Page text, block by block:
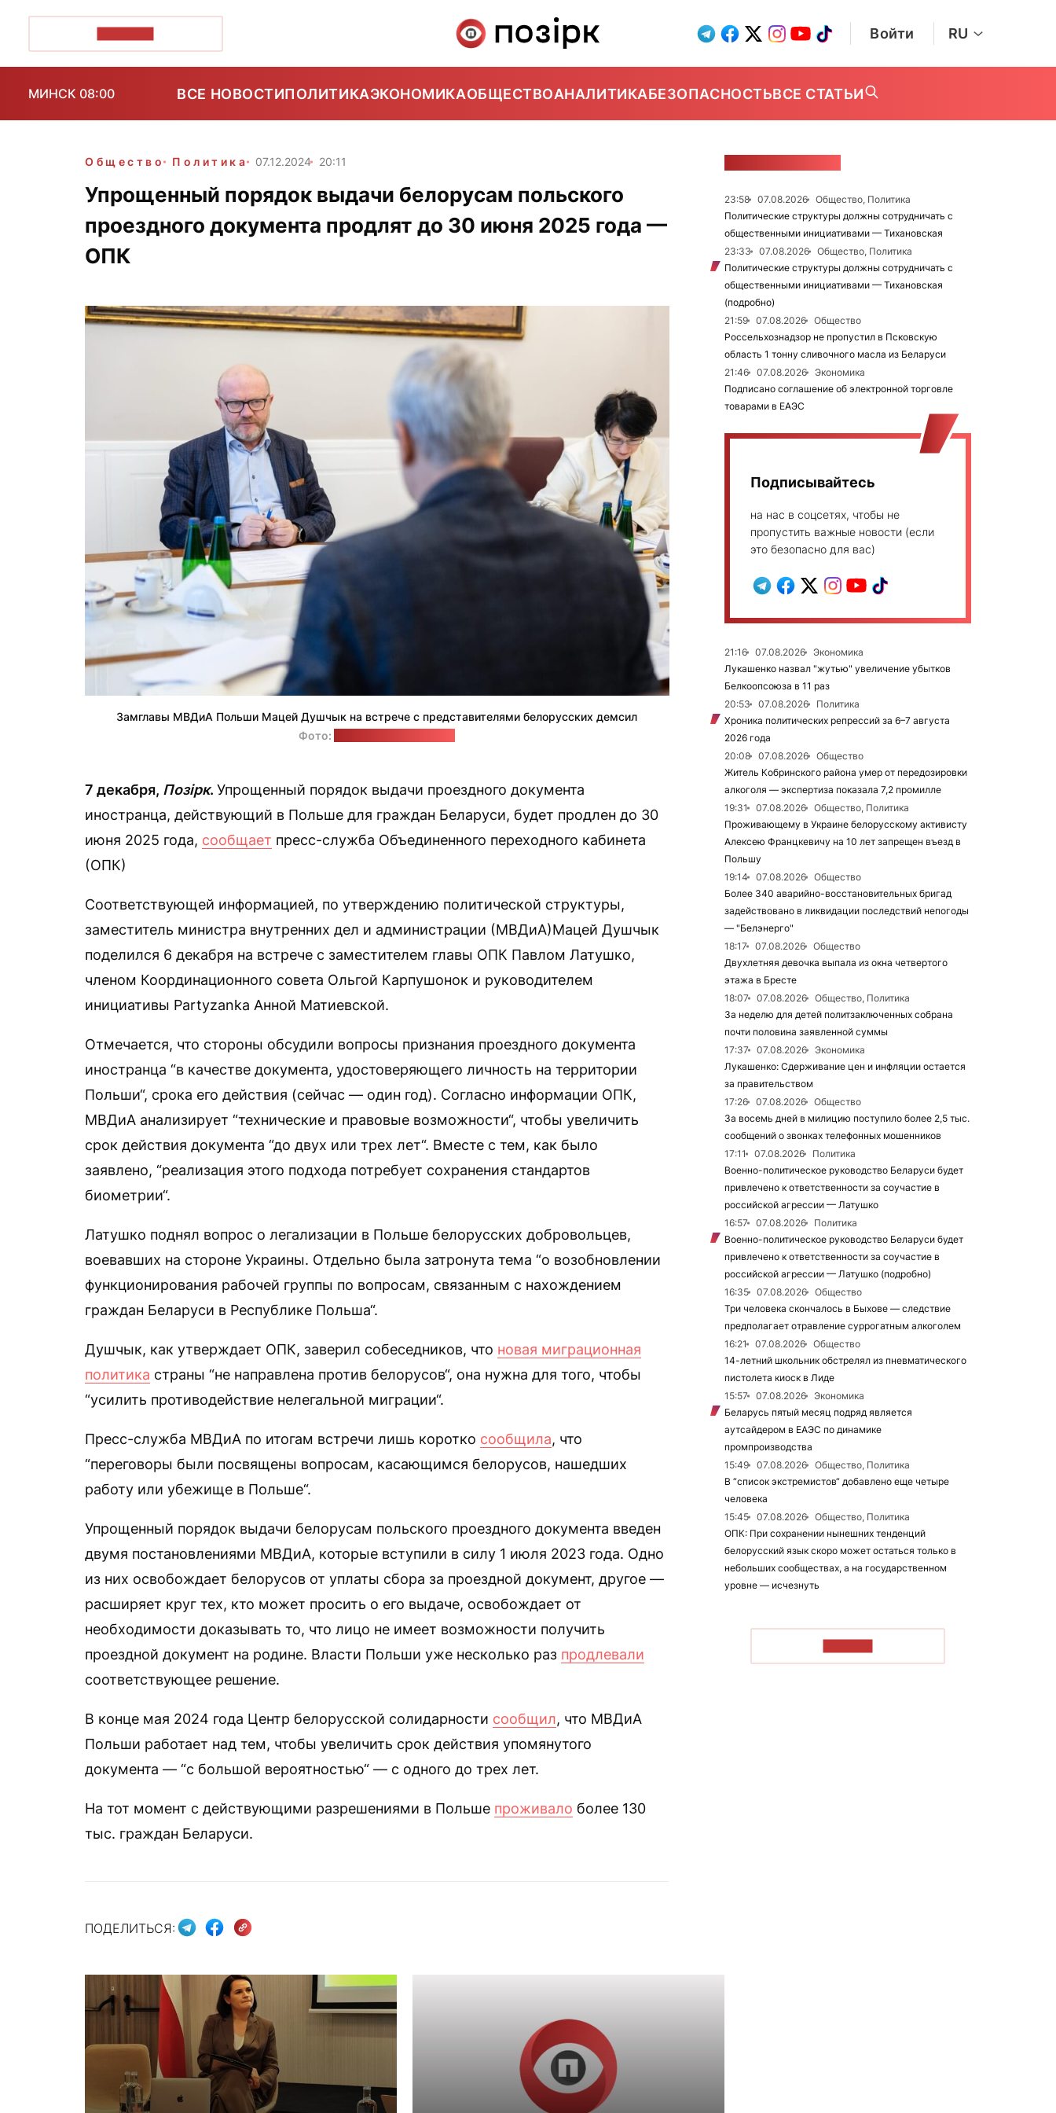
Войти RU
МИНСК 08:00 ВСЕ НОВОСТИПОЛИТИКАЭКОНОМИКАОБЩЕСТВОАНАЛИТИКАБЕЗОПАСНОСТЬВСЕ СТАТЬИ
Общество Политика 07.12.2024 20:11
Упрощенный порядок выдачи белорусам польского
проездного документа продлят до 30 июня 2025 года —
ОПК
Замглавы МВДиА Польши Мацей Душчык на встрече с представителями белорусских демсил
Фото:
7 декабря, Позірк. Упрощенный порядок выдачи проездного документа
иностранца, действующий в Польше для граждан Беларуси, будет продлен до 30
июня 2025 года, сообщает пресс-служба Объединенного переходного кабинета
(ОПК)
Соответствующей информацией, по утверждению политической структуры,
заместитель министра внутренних дел и администрации (МВДиА)Мацей Душчык
поделился 6 декабря на встрече с заместителем главы ОПК Павлом Латушко,
членом Координационного совета Ольгой Карпушонок и руководителем
инициативы Partyzanka Анной Матиевской.
Отмечается, что стороны обсудили вопросы признания проездного документа
иностранца “в качестве документа, удостоверяющего личность на территории
Польши“, срока его действия (сейчас — один год). Согласно информации ОПК,
МВДиА анализирует “технические и правовые возможности“, чтобы увеличить
срок действия документа “до двух или трех лет“. Вместе с тем, как было
заявлено, “реализация этого подхода потребует сохранения стандартов
биометрии“.
Латушко поднял вопрос о легализации в Польше белорусских добровольцев,
воевавших на стороне Украины. Отдельно была затронута тема “о возобновлении
функционирования рабочей группы по вопросам, связанным с нахождением
граждан Беларуси в Республике Польша“.
Душчык, как утверждает ОПК, заверил собеседников, что новая миграционная
политика страны “не направлена против белорусов“, она нужна для того, чтобы
“усилить противодействие нелегальной миграции“.
Пресс-служба МВДиА по итогам встречи лишь коротко сообщила, что
“переговоры были посвящены вопросам, касающимся белорусов, нашедших
работу или убежище в Польше“.
Упрощенный порядок выдачи белорусам польского проездного документа введен
двумя постановлениями МВДиА, которые вступили в силу 1 июля 2023 года. Одно
из них освобождает белорусов от уплаты сбора за проездной документ, другое —
расширяет круг тех, кто может просить о его выдаче, освобождает от
необходимости доказывать то, что лицо не имеет возможности получить
проездной документ на родине. Власти Польши уже несколько раз продлевали
соответствующее решение.
В конце мая 2024 года Центр белорусской солидарности сообщил, что МВДиА
Польши работает над тем, чтобы увеличить срок действия упомянутого
документа — “с большой вероятностью“ — с одного до трех лет.
На тот момент с действующими разрешениями в Польше проживало более 130
тыс. граждан Беларуси.
ПОДЕЛИТЬСЯ:
23:58 07.08.2026
Общество, Политика
Политические структуры должны сотрудничать с
общественными инициативами — Тихановская
23:33
07.08.2026
Общество, Политика
Политические структуры должны сотрудничать с
общественными инициативами — Тихановская
(подробно)
21:59
07.08.2026
Общество
Россельхознадзор не пропустил в Псковскую
область 1 тонну сливочного масла из Беларуси
21:46
07.08.2026
Экономика
Подписано соглашение об электронной торговле
товарами в ЕАЭС
Подписывайтесь
на нас в соцсетях, чтобы не
пропустить важные новости (если
это безопасно для вас)
21:16 07.08.2026
Экономика
Лукашенко назвал "жутью" увеличение убытков
Белкоопсоюза в 11 раз
20:53
07.08.2026
Политика
Хроника политических репрессий за 6–7 августа
2026 года
20:08
07.08.2026
Общество
Житель Кобринского района умер от передозировки
алкоголя — экспертиза показала 7,2 промилле
19:31
07.08.2026
Общество, Политика
Проживающему в Украине белорусскому активисту
Алексею Францкевичу на 10 лет запрещен въезд в
Польшу
19:14
07.08.2026
Общество
Более 340 аварийно-восстановительных бригад
задействовано в ликвидации последствий непогоды
— "Белэнерго"
18:17
07.08.2026
Общество
Двухлетняя девочка выпала из окна четвертого
этажа в Бресте
18:07
07.08.2026
Общество, Политика
За неделю для детей политзаключенных собрана
почти половина заявленной суммы
17:37
07.08.2026
Экономика
Лукашенко: Сдерживание цен и инфляции остается
за правительством
17:26
07.08.2026
Общество
За восемь дней в милицию поступило более 2,5 тыс.
сообщений о звонках телефонных мошенников
17:11
07.08.2026
Политика
Военно-политическое руководство Беларуси будет
привлечено к ответственности за соучастие в
российской агрессии — Латушко
16:57
07.08.2026
Политика
Военно-политическое руководство Беларуси будет
привлечено к ответственности за соучастие в
российской агрессии — Латушко (подробно)
16:35
07.08.2026
Общество
Три человека скончалось в Быхове — следствие
предполагает отравление суррогатным алкоголем
16:21
07.08.2026
Общество
14-летний школьник обстрелял из пневматического
пистолета киоск в Лиде
15:57
07.08.2026
Экономика
Беларусь пятый месяц подряд является
аутсайдером в ЕАЭС по динамике
промпроизводства
15:49
07.08.2026
Общество, Политика
В “список экстремистов“ добавлено еще четыре
человека
15:45
07.08.2026
Общество, Политика
ОПК: При сохранении нынешних тенденций
белорусский язык скоро может остаться только в
небольших сообществах, а на государственном
уровне — исчезнуть